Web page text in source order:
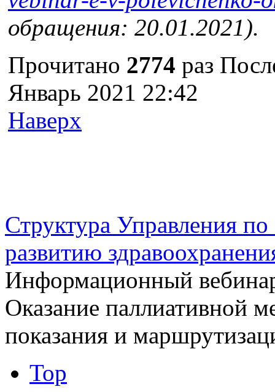
обращения: 20.01.2021).
Прочитано 2774 раз
Январь 2021 22:42
Наверх
Структура Управления
развитию
Информационный
Оказание паллиативной
показания и
Top